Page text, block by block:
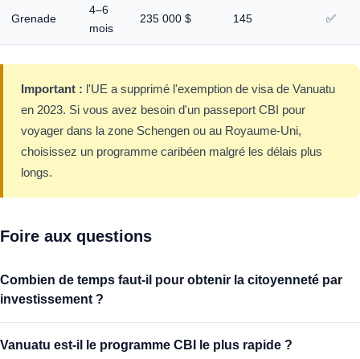
Grenade
4–6
mois
235 000 $ 145 ✅
Important : l'UE a supprimé l'exemption de visa de Vanuatu
en 2023. Si vous avez besoin d'un passeport CBI pour
voyager dans la zone Schengen ou au Royaume-Uni,
choisissez un programme caribéen malgré les délais plus
longs.
Foire aux questions
Combien de temps faut-il pour obtenir la citoyenneté par
investissement ?
Vanuatu est-il le programme CBI le plus rapide ?